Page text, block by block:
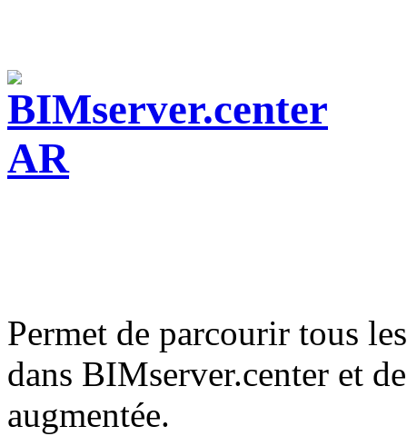
Permet de parcourir tous
dans BIMserver.center et
augmentée.